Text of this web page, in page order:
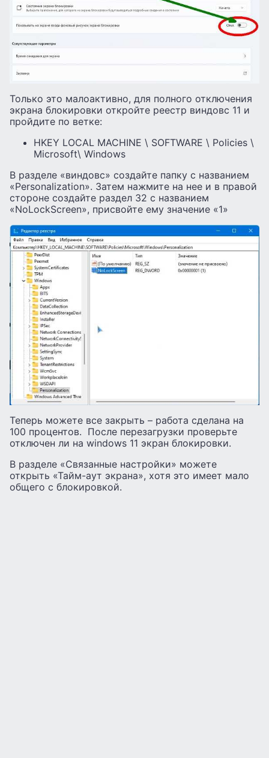
Только это малоактивно, для полного отключения
экрана блокировки откройте реестр виндовс 11 и
пройдите по ветке:
HKEY LOCAL MACHINE \ SOFTWARE \ Policies \
Microsoft\ Windows
В разделе «виндовс» создайте папку с названием
«Personalization». Затем нажмите на нее и в правой
стороне создайте раздел 32 с названием
«NoLockScreen», присвойте ему значение «1»
Теперь можете все закрыть – работа сделана на
100 процентов. После перезагрузки проверьте
отключен ли на windows 11 экран блокировки.
В разделе «Связанные настройки» можете
открыть «Тайм-аут экрана», хотя это имеет мало
общего с блокировкой.